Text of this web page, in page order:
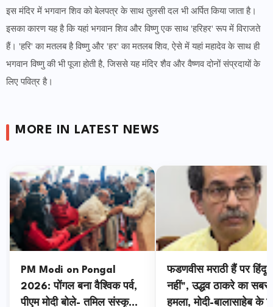
इस मंदिर में भगवान शिव को बेलपत्र के साथ तुलसी दल भी अर्पित किया जाता है।
इसका कारण यह है कि यहां भगवान शिव और विष्णु एक साथ 'हरिहर' रूप में विराजते
हैं। 'हरि' का मतलब है विष्णु और 'हर' का मतलब शिव, ऐसे में यहां महादेव के साथ ही
भगवान विष्णु की भी पूजा होती है, जिससे यह मंदिर शैव और वैष्णव दोनों संप्रदायों के
लिए पवित्र है।
MORE IN LATEST NEWS
PM Modi on Pongal
2026: पोंगल बना वैश्विक पर्व,
पीएम मोदी बोले- तमिल संस्कृति
फडणवीस मराठी हैं पर हिंदू
नहीं", उद्धव ठाकरे का सबसे
हमला, मोदी-बालासाहेब के